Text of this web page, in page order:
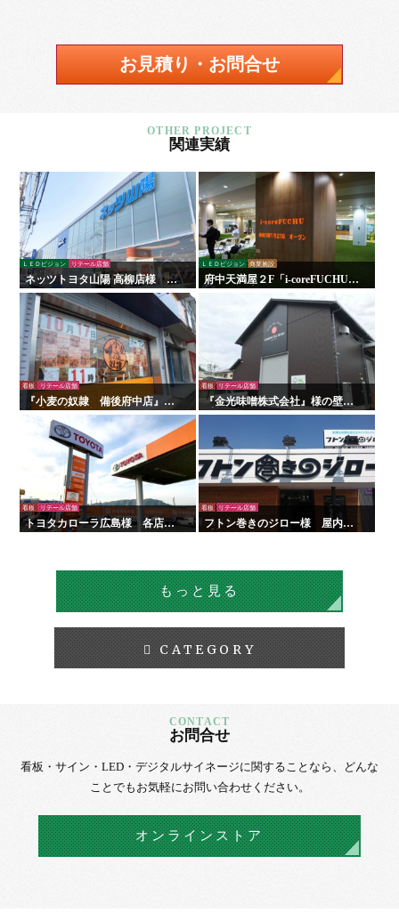
お見積り・お問合せ
関連実績
ＬＥＤビジョン リテール店舗
ネッツトヨタ山陽 高柳店様 看
板・サイン
ＬＥＤビジョン 商業施設
府中天満屋２F「i-coreFUCHU」
様 LED木目ウォール 他
看板 リテール店舗
『小麦の奴隷 備後府中店』様
の壁面看板の施工を行いまし
看板 リテール店舗
『金光味噌株式会社』様の壁面
看板の施工を行いました！
看板 リテール店舗
トヨタカローラ広島様 各店舗
サイン工事
看板 リテール店舗
フトン巻きのジロー様 屋内外
看板・サイン
もっと見る
CATEGORY
お問合せ
看板・サイン・LED・デジタルサイネージに関することなら、
どんな
ことでもお気軽にお問い合わせください。
オンラインストア